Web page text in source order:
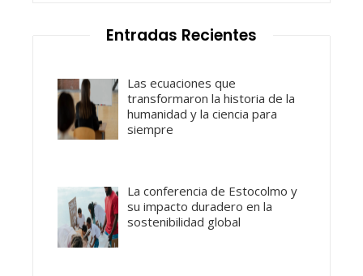
Entradas Recientes
Las ecuaciones que
transformaron la historia de la
humanidad y la ciencia para
siempre
La conferencia de Estocolmo y
su impacto duradero en la
sostenibilidad global